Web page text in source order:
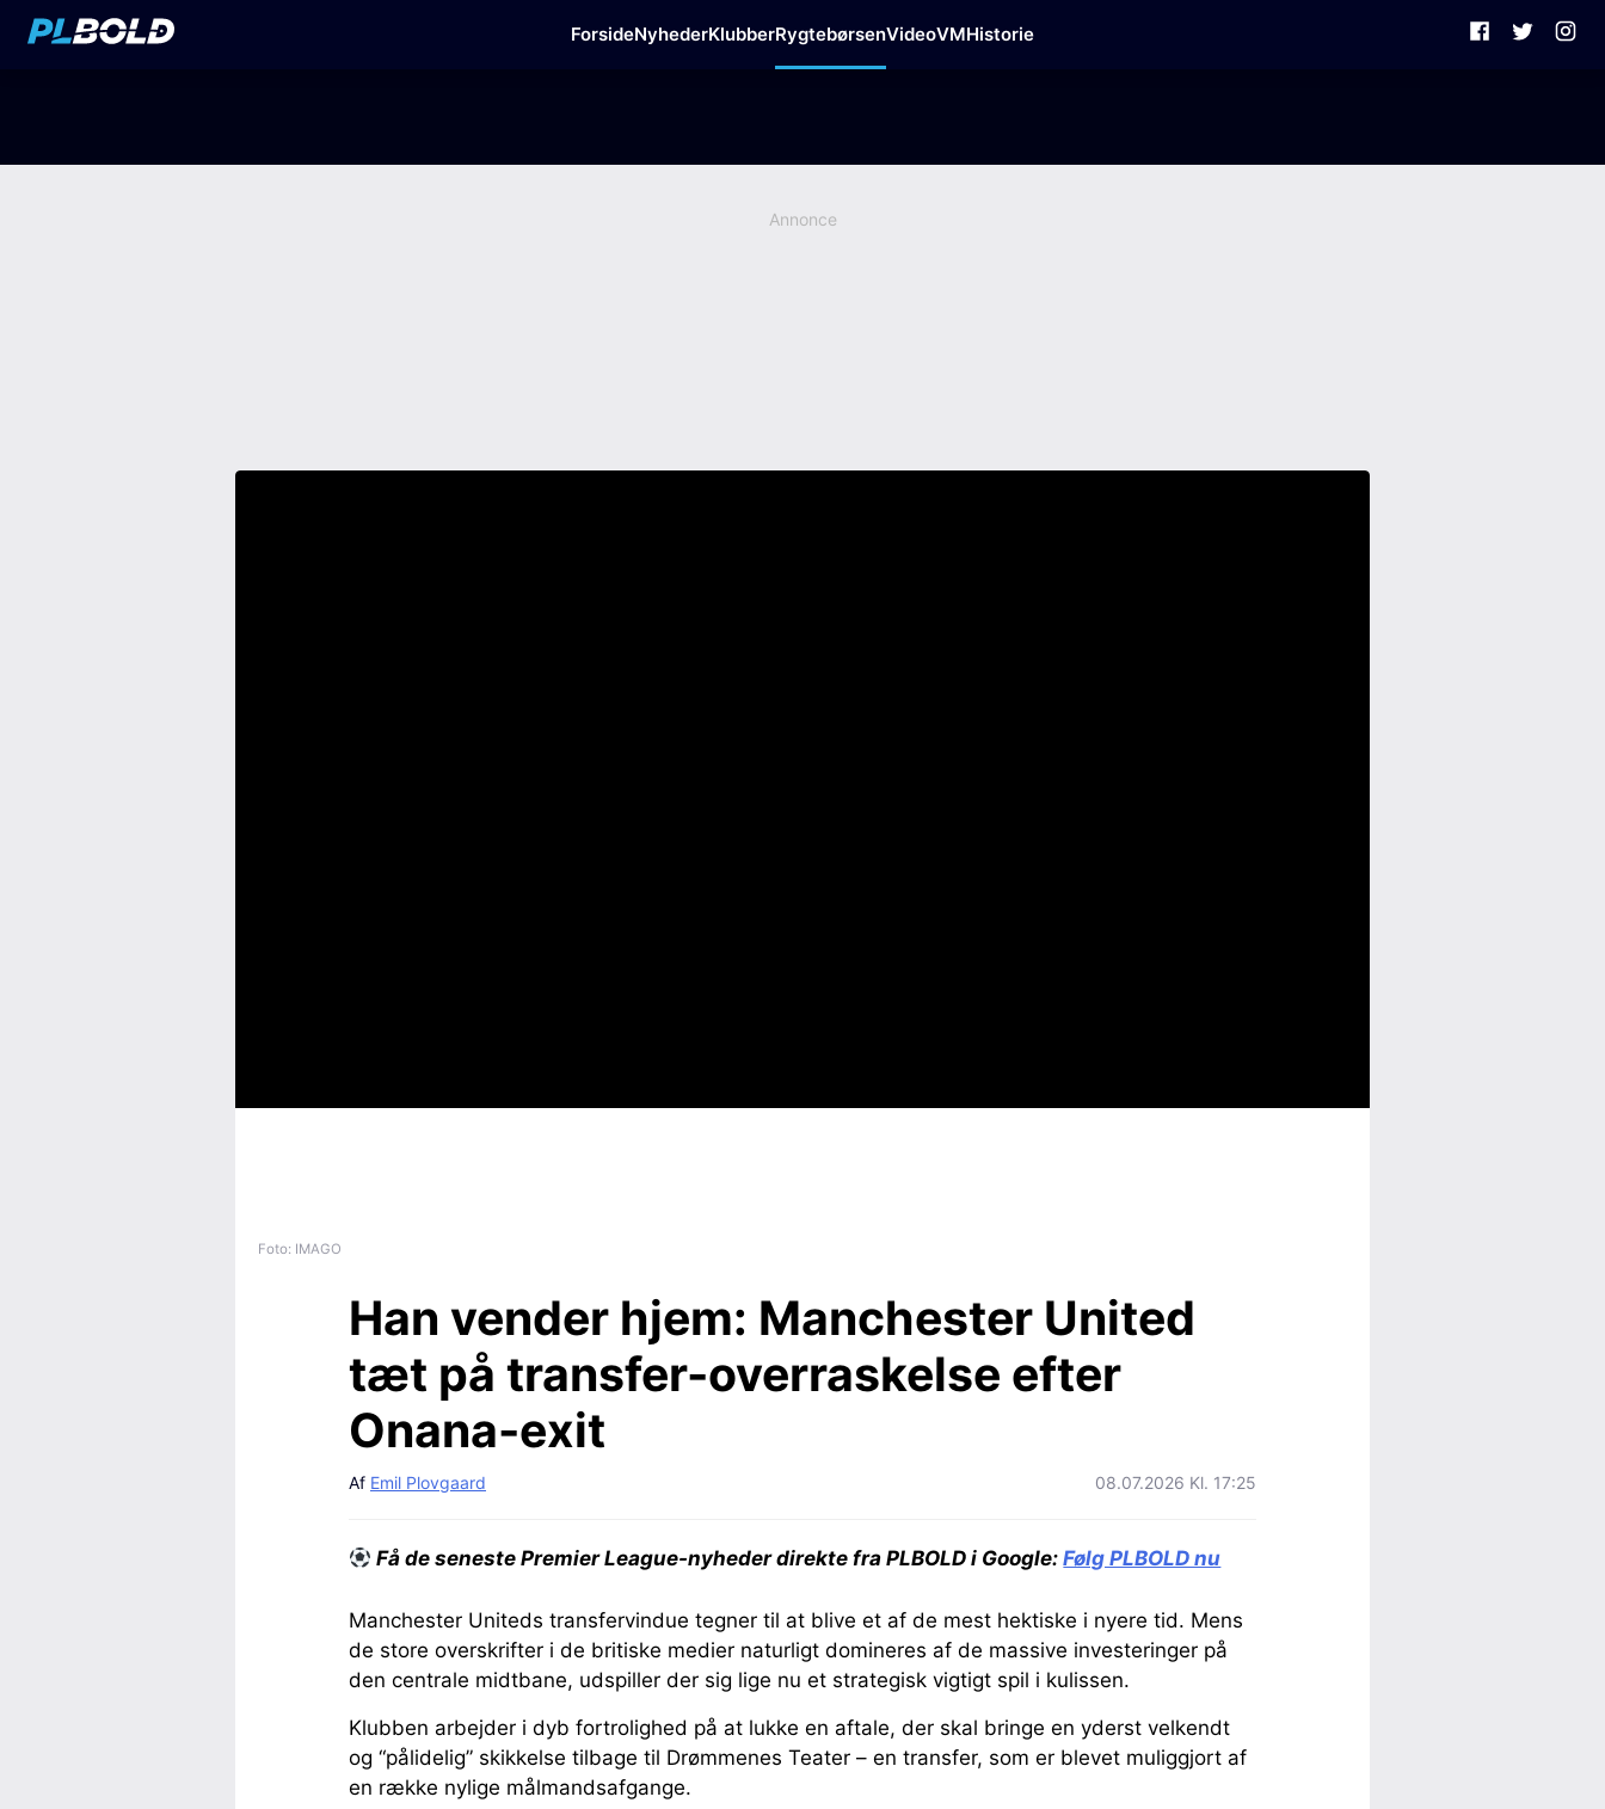
ForsideNyhederKlubberRygtebørsenVideoVMHistorie
Annonce
Foto: IMAGO
Han vender hjem: Manchester United
tæt på transfer-overraskelse efter
Onana-exit
Af Emil Plovgaard 08.07.2026 Kl. 17:25
Få de seneste Premier League-nyheder direkte fra PLBOLD i Google:Følg PLBOLD nu
Manchester Uniteds transfervindue tegner til at blive et af de mest hektiske i nyere tid. Mens
de store overskrifter i de britiske medier naturligt domineres af de massive investeringer på
den centrale midtbane, udspiller der sig lige nu et strategisk vigtigt spil i kulissen.
Klubben arbejder i dyb fortrolighed på at lukke en aftale, der skal bringe en yderst velkendt
og “pålidelig” skikkelse tilbage til Drømmenes Teater – en transfer, som er blevet muliggjort af
en række nylige målmandsafgange.